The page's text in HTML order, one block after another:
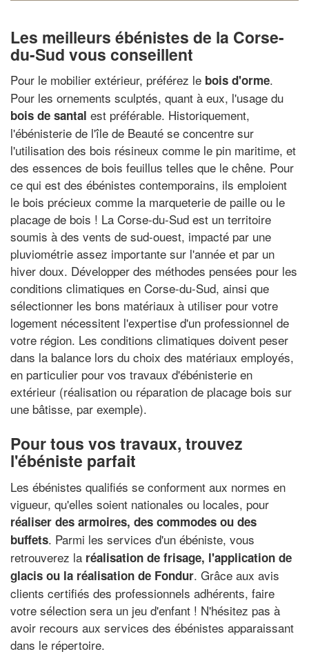
Les meilleurs ébénistes de la Corse-
du-Sud vous conseillent
Pour le mobilier extérieur, préférez le bois d'orme.
Pour les ornements sculptés, quant à eux, l'usage du
bois de santal est préférable. Historiquement,
l'ébénisterie de l'île de Beauté se concentre sur
l'utilisation des bois résineux comme le pin maritime, et
des essences de bois feuillus telles que le chêne. Pour
ce qui est des ébénistes contemporains, ils emploient
le bois précieux comme la marqueterie de paille ou le
placage de bois ! La Corse-du-Sud est un territoire
soumis à des vents de sud-ouest, impacté par une
pluviométrie assez importante sur l'année et par un
hiver doux. Développer des méthodes pensées pour les
conditions climatiques en Corse-du-Sud, ainsi que
sélectionner les bons matériaux à utiliser pour votre
logement nécessitent l'expertise d'un professionnel de
votre région. Les conditions climatiques doivent peser
dans la balance lors du choix des matériaux employés,
en particulier pour vos travaux d'ébénisterie en
extérieur (réalisation ou réparation de placage bois sur
une bâtisse, par exemple).
Pour tous vos travaux, trouvez
l'ébéniste parfait
Les ébénistes qualifiés se conforment aux normes en
vigueur, qu'elles soient nationales ou locales, pour
réaliser des armoires, des commodes ou des
buffets. Parmi les services d'un ébéniste, vous
retrouverez la réalisation de frisage, l'application de
glacis ou la réalisation de Fondur. Grâce aux avis
clients certifiés des professionnels adhérents, faire
votre sélection sera un jeu d'enfant ! N'hésitez pas à
avoir recours aux services des ébénistes apparaissant
dans le répertoire.